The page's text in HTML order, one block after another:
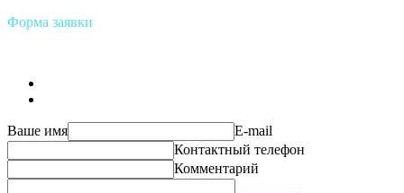
Форма заявки
Ваше имя
E-mail
Контактный телефон
Комментарий